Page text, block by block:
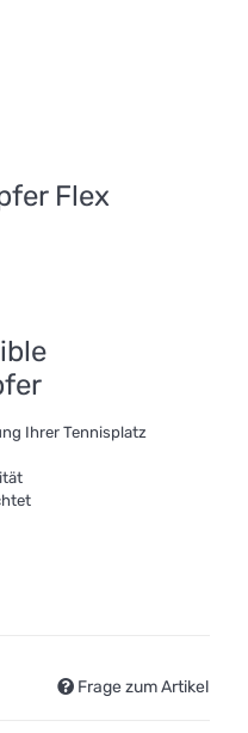
Flex
Ihrer Tennisplatz
Frage zum Artikel